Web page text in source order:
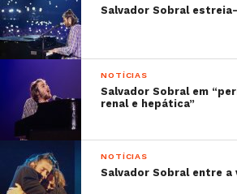
Salvador Sobral
NOTÍCIAS
Salvador Sobral em
renal e hepática”
NOTÍCIAS
Salvador Sobral entre a